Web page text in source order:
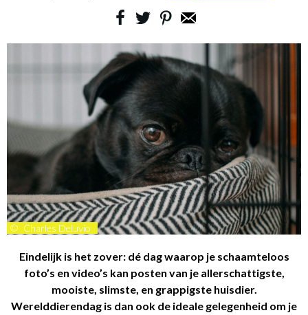
© Charles Deluvio
Eindelijk is het zover: dé dag waarop je schaamteloos
foto’s en video’s kan posten van je allerschattigste,
mooiste, slimste, en grappigste huisdier.
Werelddierendag is dan ook de ideale gelegenheid om je